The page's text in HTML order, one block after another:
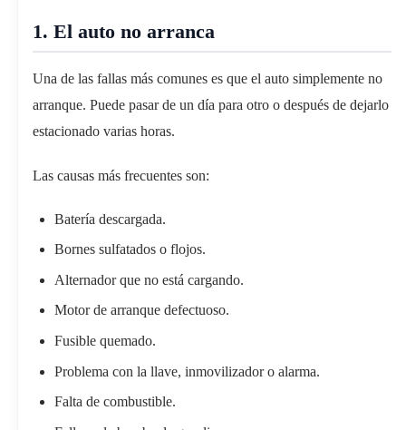
1. El auto no arranca
Una de las fallas más comunes es que el auto simplemente no
arranque. Puede pasar de un día para otro o después de dejarlo
estacionado varias horas.
Las causas más frecuentes son:
Batería descargada.
Bornes sulfatados o flojos.
Alternador que no está cargando.
Motor de arranque defectuoso.
Fusible quemado.
Problema con la llave, inmovilizador o alarma.
Falta de combustible.